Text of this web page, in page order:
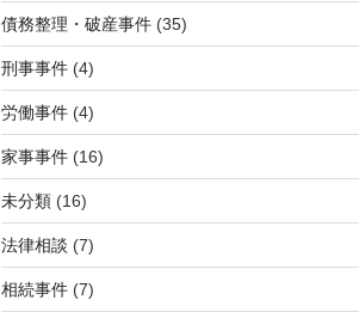
債務整理・破産事件(35)
刑事事件(4)
労働事件(4)
家事事件(16)
未分類(16)
法律相談 (7)
相続事件(7)